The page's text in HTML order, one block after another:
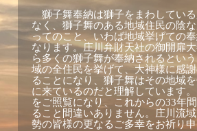
獅子舞奉納は獅子をまわしてい
なく、獅子舞のある地域住民の陰
ってのこと、いわば地域挙げての
なります。庄川弁財天社の御開扉
ら多くの獅子舞が奉納されるとい
域の全住民を挙げて、大神様に感
ることになり、獅子舞はその地域
に来ているのだと理解しています
をご照覧になり、これからの33年
ること間違いありません。庄川流
勢の皆様の更なるご多幸をお祈り